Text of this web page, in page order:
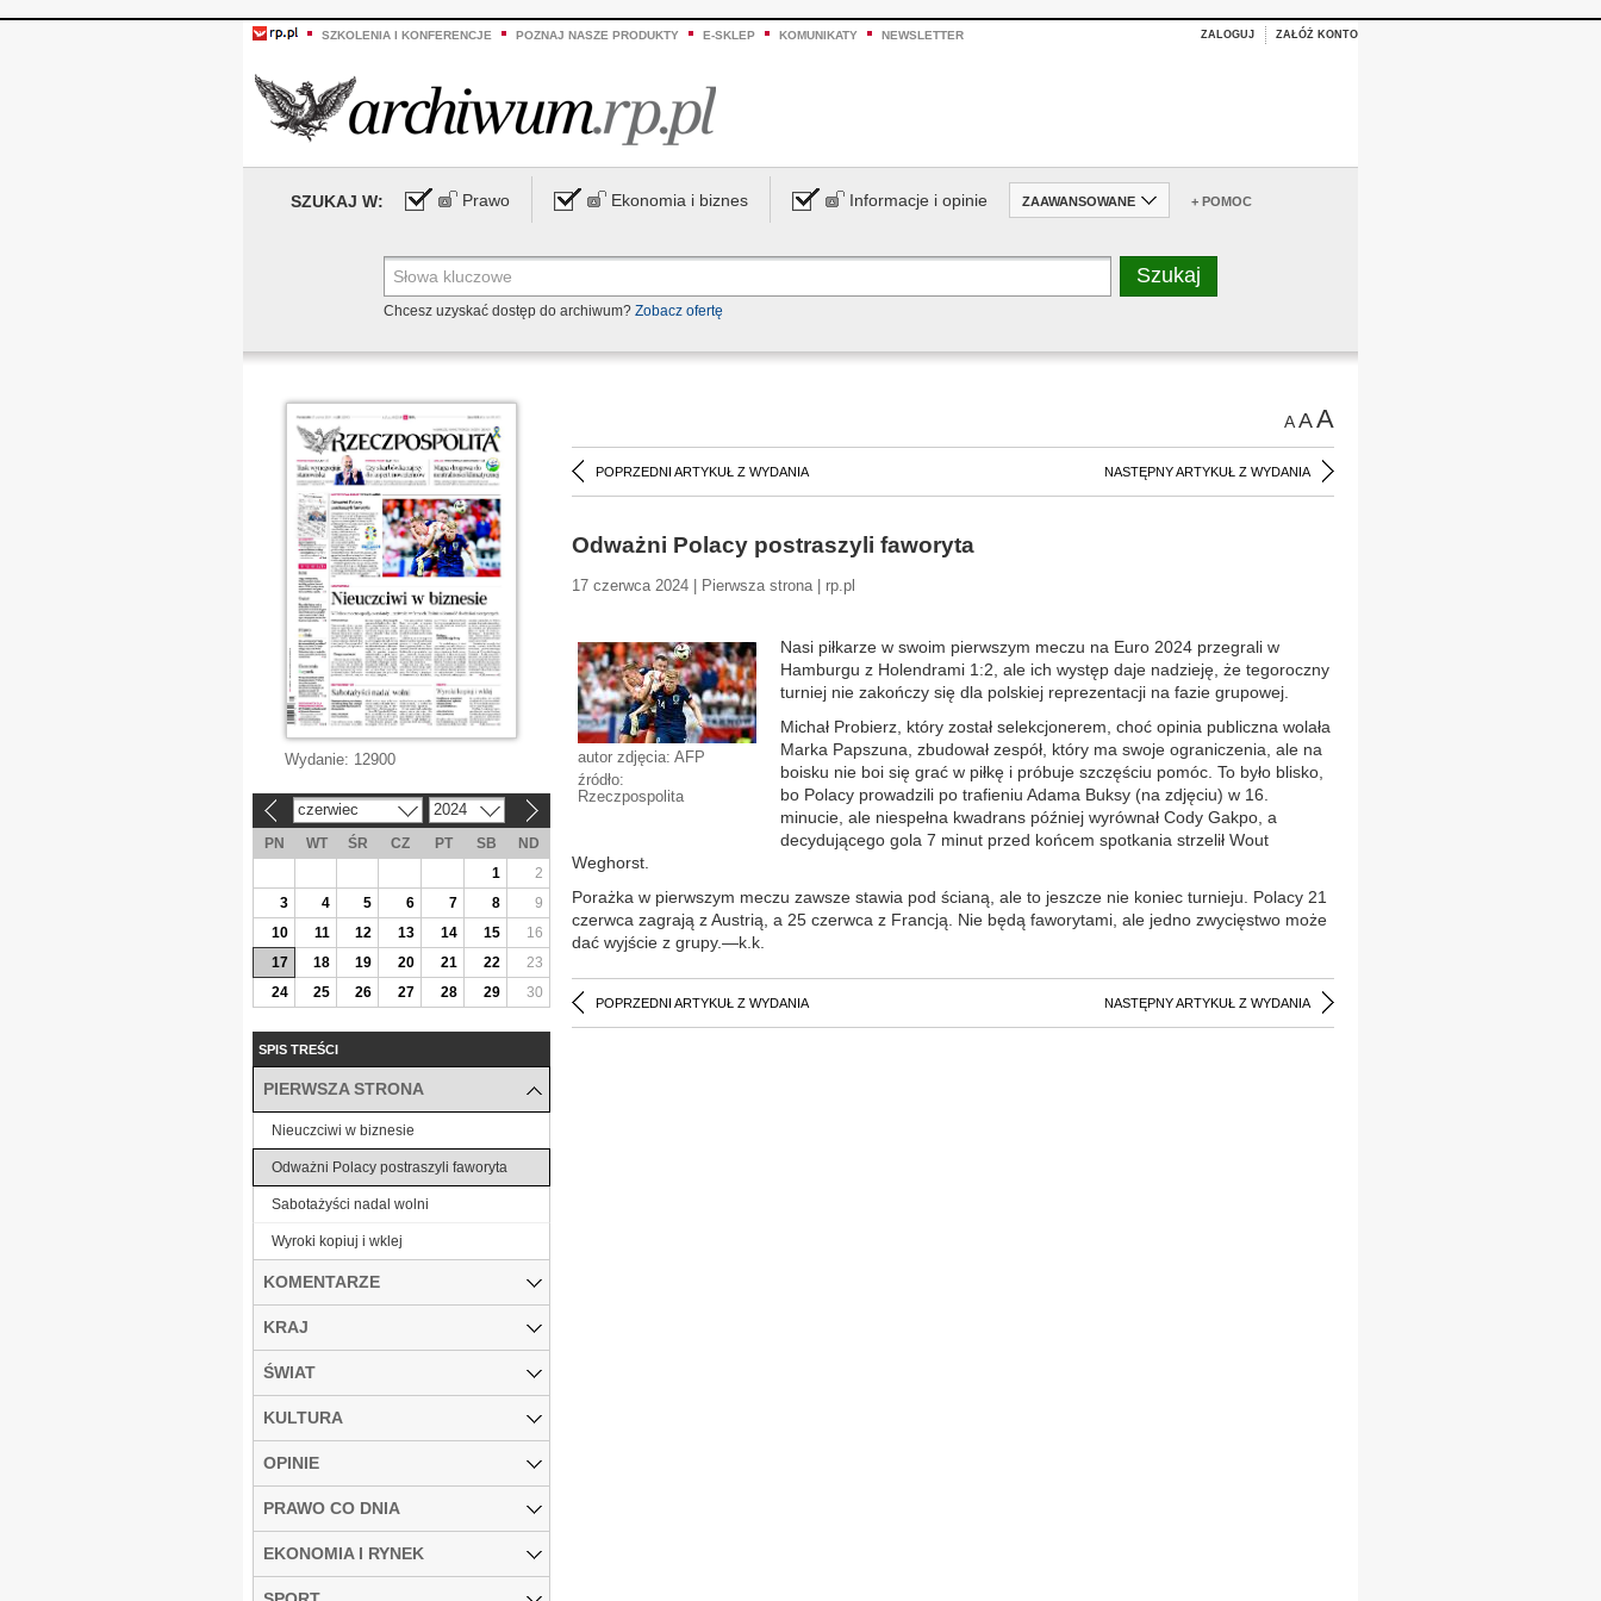
SZKOLENIA I KONFERENCJE POZNAJ NASZE PRODUKTY E-SKLEP KOMUNIKATY NEWSLETTER ZALOGUJ ZAŁÓŻ KONTO
SZUKAJ W: Prawo Ekonomia i biznes Informacje i opinie ZAAWANSOWANE + POMOC
Chcesz uzyskać dostęp do archiwum? Zobacz ofertę
AAA
POPRZEDNI ARTYKUŁ Z WYDANIA NASTĘPNY ARTYKUŁ Z WYDANIA
Odważni Polacy postraszyli faworyta
17 czerwca 2024 | Pierwsza strona | rp.pl
autor zdjęcia: AFP
źródło:
Rzeczpospolita
Nasi piłkarze w swoim pierwszym meczu na Euro 2024 przegrali w
Hamburgu z Holendrami 1:2, ale ich występ daje nadzieję, że tegoroczny
turniej nie zakończy się dla polskiej reprezentacji na fazie grupowej.
Michał Probierz, który został selekcjonerem, choć opinia publiczna wolała
Marka Papszuna, zbudował zespół, który ma swoje ograniczenia, ale na
boisku nie boi się grać w piłkę i próbuje szczęściu pomóc. To było blisko,
bo Polacy prowadzili po trafieniu Adama Buksy (na zdjęciu) w 16.
minucie, ale niespełna kwadrans później wyrównał Cody Gakpo, a
decydującego gola 7 minut przed końcem spotkania strzelił Wout
Weghorst.
Porażka w pierwszym meczu zawsze stawia pod ścianą, ale to jeszcze nie koniec turnieju. Polacy 21
czerwca zagrają z Austrią, a 25 czerwca z Francją. Nie będą faworytami, ale jedno zwycięstwo może
dać wyjście z grupy.—k.k.
POPRZEDNI ARTYKUŁ Z WYDANIA NASTĘPNY ARTYKUŁ Z WYDANIA
Wydanie: 12900
czerwiec 2024
PN WT ŚR CZ PT SB
ND
1
2
3
4 5 6 7 8
9
10
11 12 13 14 15
16
17
18 19 20 21 22
23
24
25 26 27 28 29 30
SPIS TREŚCI
PIERWSZA STRONA
Nieuczciwi w biznesie
Odważni Polacy postraszyli faworyta
Sabotażyści nadal wolni
Wyroki kopiuj i wklej
KOMENTARZE
KRAJ
ŚWIAT
KULTURA
OPINIE
PRAWO CO DNIA
EKONOMIA I RYNEK